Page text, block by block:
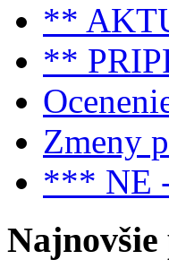
**
**
Zmeny
*** NE